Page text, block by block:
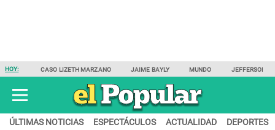
HOY: CASO LIZETH MARZANO JAIME BAYLY MUNDO JEFFERSON
ÚLTIMAS NOTICIAS ESPECTÁCULOS ACTUALIDAD DEPORTES